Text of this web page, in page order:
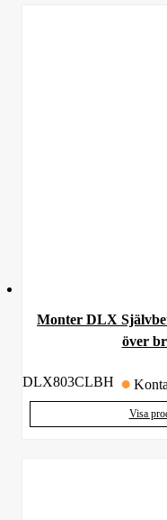
Monter DLX
över
DLX803CLBH
Visa